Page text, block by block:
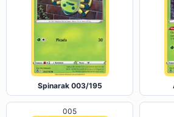
Spinarak 003/195
005